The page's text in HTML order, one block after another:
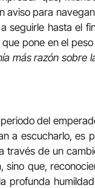
aviso para
seguirle hasta el
pone en el
más razón sobre
del
a escucharlo, es
de un
que,
profunda